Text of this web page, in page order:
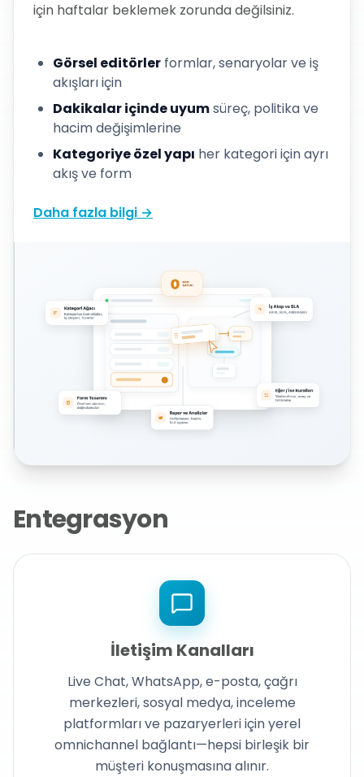
için haftalar beklemek zorunda değilsiniz.
Görsel editörler formlar, senaryolar ve iş
akışları için
Dakikalar içinde uyumsüreç, politika ve
hacim değişimlerine
Kategoriye özel yapı her kategori için ayrı
akış ve form
Daha fazla bilgi →
Entegrasyon
İletişim Kanalları
Live Chat, WhatsApp, e-posta, çağrı
merkezleri, sosyal medya, inceleme
platformları ve pazaryerleri için yerel
omnichannel bağlantı—hepsi birleşik bir
müşteri konuşmasına alınır.